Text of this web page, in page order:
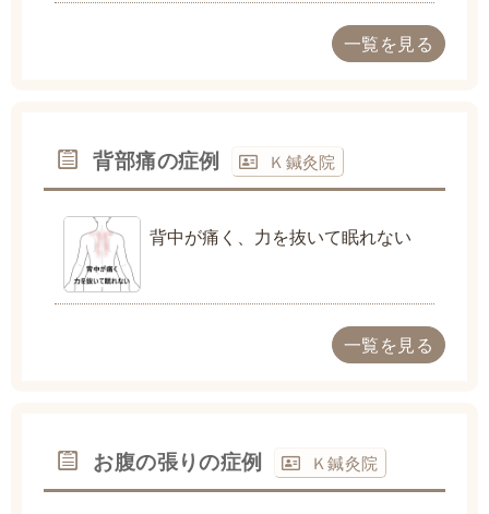
一覧を見る
背部痛の症例 Ｋ鍼灸院
背中が痛く、力を抜いて眠れない
一覧を見る
お腹の張りの症例 Ｋ鍼灸院